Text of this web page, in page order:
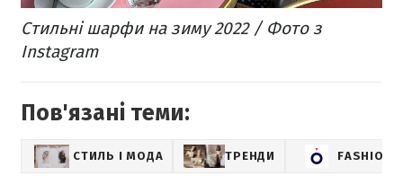
Стильні шарфи на зиму 2022 / Фото з
Instagram
Пов'язані теми:
СТИЛЬ І МОДА ТРЕНДИ FASHION